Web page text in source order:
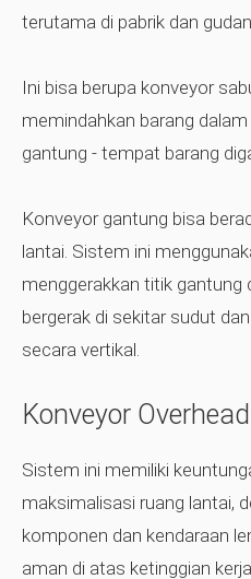
terutama di pabrik dan
Ini bisa berupa konveyor
memindahkan barang
gantung - tempat barang
Konveyor gantung bisa
lantai. Sistem ini
menggerakkan titik gantung
bergerak di sekitar sudut
secara vertikal.
Konveyor Overhead
Sistem ini memiliki
maksimalisasi ruang lantai,
komponen dan kendaraan
aman di atas ketinggian